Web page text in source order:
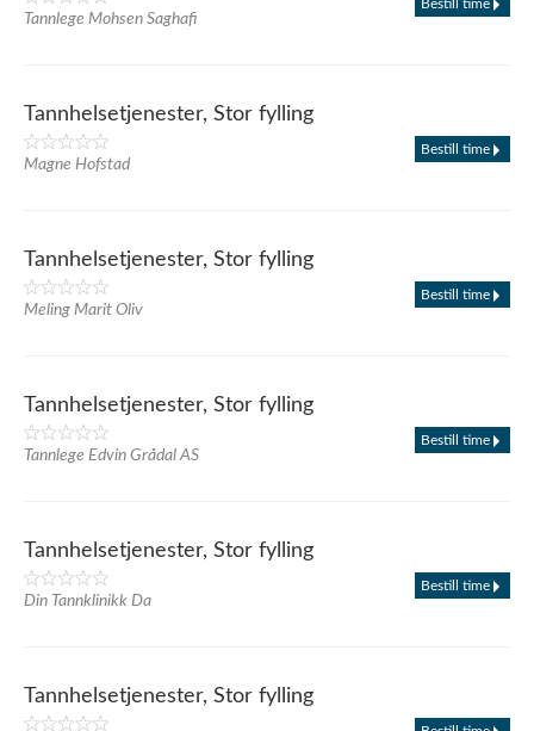
Tannlege Mohsen Saghafi
Bestill time
Tannhelsetjenester, Stor fylling
Magne Hofstad
Bestill time
Tannhelsetjenester, Stor fylling
Meling Marit Oliv
Bestill time
Tannhelsetjenester, Stor fylling
Tannlege Edvin Grådal AS
Bestill time
Tannhelsetjenester, Stor fylling
Din Tannklinikk Da
Bestill time
Tannhelsetjenester, Stor fylling